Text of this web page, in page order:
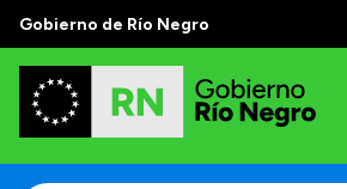
Gobierno de Río Negro